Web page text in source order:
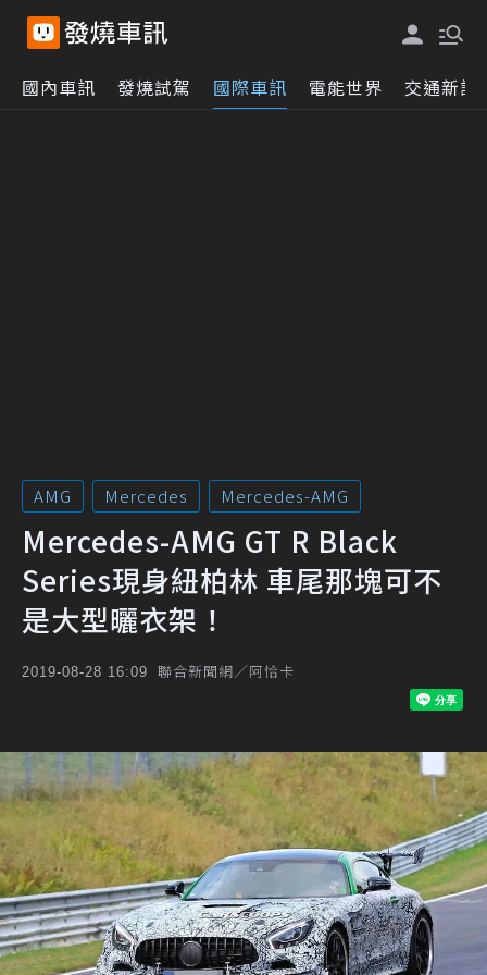
國內車訊 發燒試駕 國際車訊 電能世界 交通新訊
AMG Mercedes Mercedes-AMG
Mercedes-AMG GT R Black
Series現身紐柏林 車尾那塊可不
是大型曬衣架！
2019-08-28 16:09 聯合新聞網／阿恰卡